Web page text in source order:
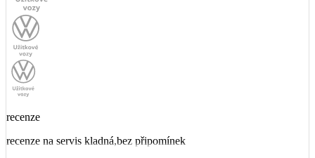
recenze
recenze na servis kladná,bez připomínek